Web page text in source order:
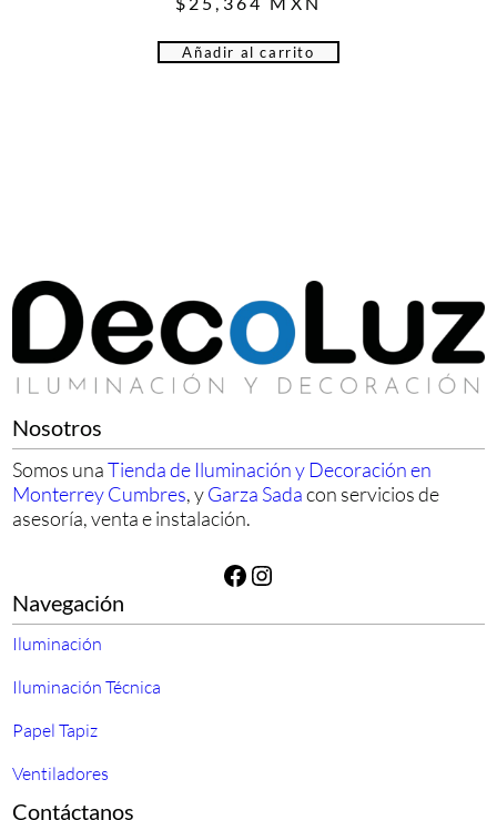
Añadir al carrito
Nosotros
Somos unaTienda de Iluminación y Decoración en
Monterrey Cumbres, yGarza Sadacon servicios de
asesoría, venta e instalación.
Facebook Instagram
Navegación
Iluminación
Iluminación Técnica
Papel Tapiz
Ventiladores
Contáctanos